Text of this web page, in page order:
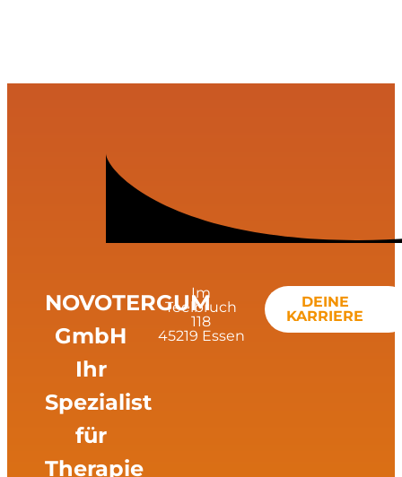
NOVOTERGUM
GmbH
Ihr
Spezialist
für
Therapie
Im
Teelbruch
118
45219 Essen
DEINE
KARRIERE